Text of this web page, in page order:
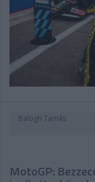
Balogh Tamás
MotoGP: